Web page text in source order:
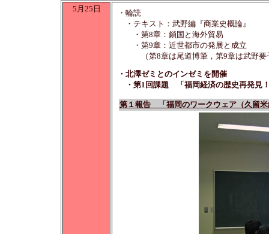
5月25日
・輪読
・テキスト：武野編『商業史概論』
・第8章：鎖国と海外貿易
・第9章：近世都市の発展と成立
（第8章は尾道博筆，第9章は武野要
・北澤ゼミとのインゼミを開催
・第1回課題 「福岡経済の歴史再発見
第１報告 「福岡のワークウェア（久留米